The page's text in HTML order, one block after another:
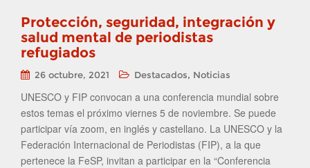
Protección, seguridad, integración y
salud mental de periodistas
refugiados
26 octubre, 2021 Destacados, Noticias
UNESCO y FIP convocan a una conferencia mundial sobre
estos temas el próximo viernes 5 de noviembre. Se puede
participar vía zoom, en inglés y castellano. La UNESCO y la
Federación Internacional de Periodistas (FIP), a la que
pertenece la FeSP, invitan a participar en la “Conferencia